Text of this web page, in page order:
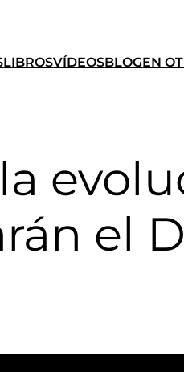
LIBROSVÍDEOSBLOGEN
el